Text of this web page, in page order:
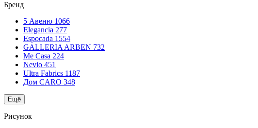
Бренд
5 Авеню 1066
Elegancia 277
Espocada 1554
GALLERIA ARBEN 732
Me Casa 224
Nevio 451
Ultra Fabrics 1187
Дом CARO 348
Ещё
Рисунок